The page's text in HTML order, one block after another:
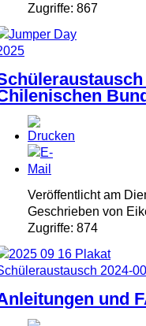
Zugriffe: 867
Veröffentlicht am
Geschrieben von
Zugriffe: 874
und